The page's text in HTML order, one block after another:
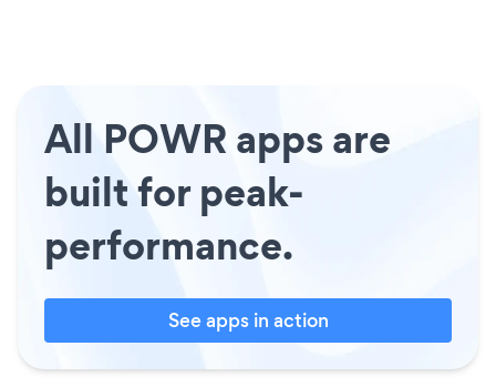
All POWR apps are
built for peak-
performance.
See apps in action